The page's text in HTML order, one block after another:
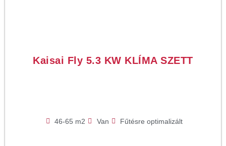
Kaisai Fly 5.3 KW KLÍMA SZETT
46-65 m2 Van Fűtésre optimalizált